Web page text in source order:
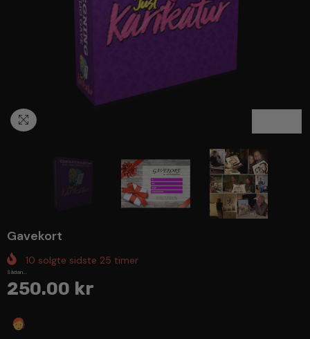
Gavekort
10 solgte sidste 25 timer
Sådan...
250.00 kr